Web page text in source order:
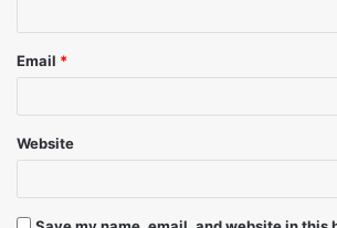
Email *
Website